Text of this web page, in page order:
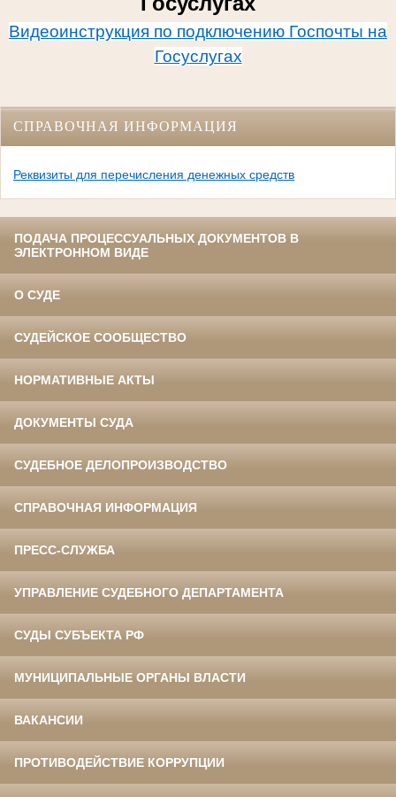
Видеоинструкция по подключению Госпочты на
Госуслугах
СПРАВОЧНАЯ ИНФОРМАЦИЯ
Реквизиты для перечисления денежных средств
ПОДАЧА ПРОЦЕССУАЛЬНЫХ ДОКУМЕНТОВ В
ЭЛЕКТРОННОМ ВИДЕ
О СУДЕ
СУДЕЙСКОЕ СООБЩЕСТВО
НОРМАТИВНЫЕ АКТЫ
ДОКУМЕНТЫ СУДА
СУДЕБНОЕ ДЕЛОПРОИЗВОДСТВО
СПРАВОЧНАЯ ИНФОРМАЦИЯ
ПРЕСС-СЛУЖБА
УПРАВЛЕНИЕ СУДЕБНОГО ДЕПАРТАМЕНТА
СУДЫ СУБЪЕКТА РФ
МУНИЦИПАЛЬНЫЕ ОРГАНЫ ВЛАСТИ
ВАКАНСИИ
ПРОТИВОДЕЙСТВИЕ КОРРУПЦИИ